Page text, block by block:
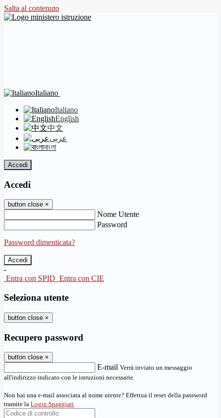
Salta al contenuto
Italiano
Italiano
English
中文
عربى
বাংলা
Accedi
Accedi
button close ×
Nome Utente
Password
Password dimenticata?
-
Entra con SPID Entra con CIE
Seleziona utente
button close ×
Recupero password
button close ×
E-mail Verrà inviato un messaggio
all'indirizzo indicato con le istruzioni necessarie.
Non hai una e-mail associata al nome utente? Effettua il reset della password
tramite la Login Spaggiari